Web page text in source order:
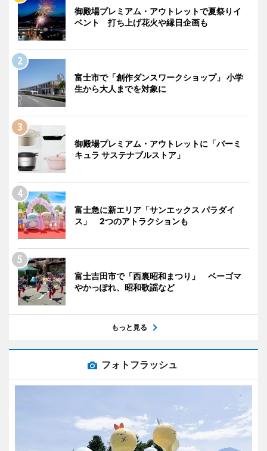
御殿場プレミアム・アウトレットで夏祭りイ
ベント 打ち上げ花火や縁日企画も
富士市で「創作ダンスワークショップ」 小学
生から大人までを対象に
御殿場プレミアム・アウトレットに「バーミ
キュラ サステナブルストア」
富士急に新エリア「サンエックス パラダイ
ス」 2つのアトラクションも
富士吉田市で「西裏昭和まつり」 ベーゴマ
やかっぽれ、昭和歌謡など
もっと見る
フォトフラッシュ